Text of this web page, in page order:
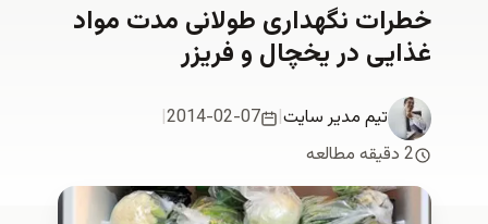
خطرات نگهداری طولانی مدت مواد
غذایی در یخچال و فریزر
تیم مدیر سایت|
2014-02-07
|
2 دقیقه مطالعه